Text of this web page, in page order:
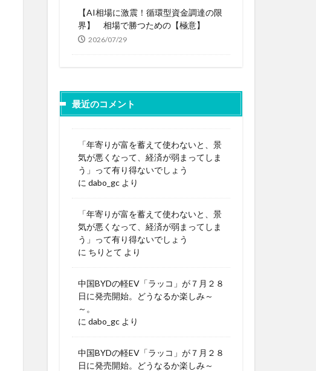
【AI相場に激震！循環型資金調達の限
界】 相場で勝つための【極意】
2026/07/29
最近のコメント
「年寄りが富を蓄えて使わないと、景
気が悪くなって、経済が弱まってしま
う」って有り得ないでしょう
に dabo_gc より
「年寄りが富を蓄えて使わないと、景
気が悪くなって、経済が弱まってしま
う」って有り得ないでしょう
に ちりとて より
中国BYDの軽EV「ラッコ」が７月２８
日に発売開始。どうなるか楽しみ～
～。
に dabo_gc より
中国BYDの軽EV「ラッコ」が７月２８
日に発売開始。どうなるか楽しみ～